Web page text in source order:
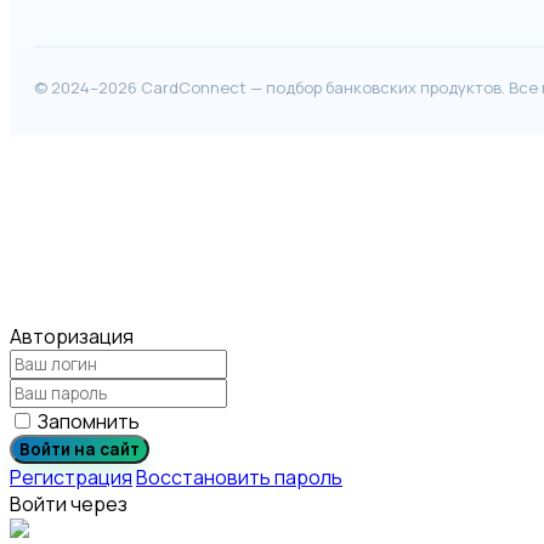
© 2024–2026 CardConnect — подбор банковских продуктов.
Авторизация
Запомнить
Войти на сайт
РегистрацияВосстановить пароль
Войти через